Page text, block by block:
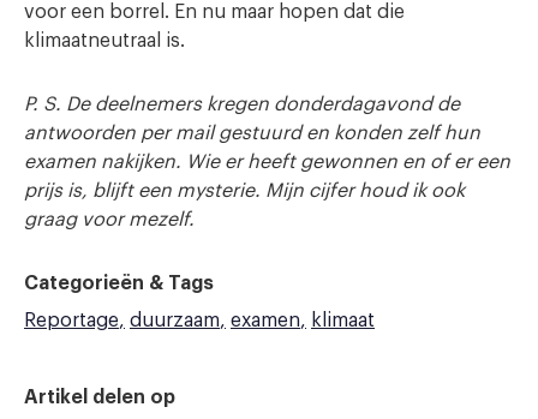
voor een borrel. En nu maar hopen dat die
klimaatneutraal is.
P. S. De deelnemers kregen donderdagavond de
antwoorden per mail gestuurd en konden zelf hun
examen nakijken. Wie er heeft gewonnen en of er een
prijs is, blijft een mysterie. Mijn cijfer houd ik ook
graag voor mezelf.
Categorieën & Tags
Reportage
duurzaam examen klimaat
Artikel delen op